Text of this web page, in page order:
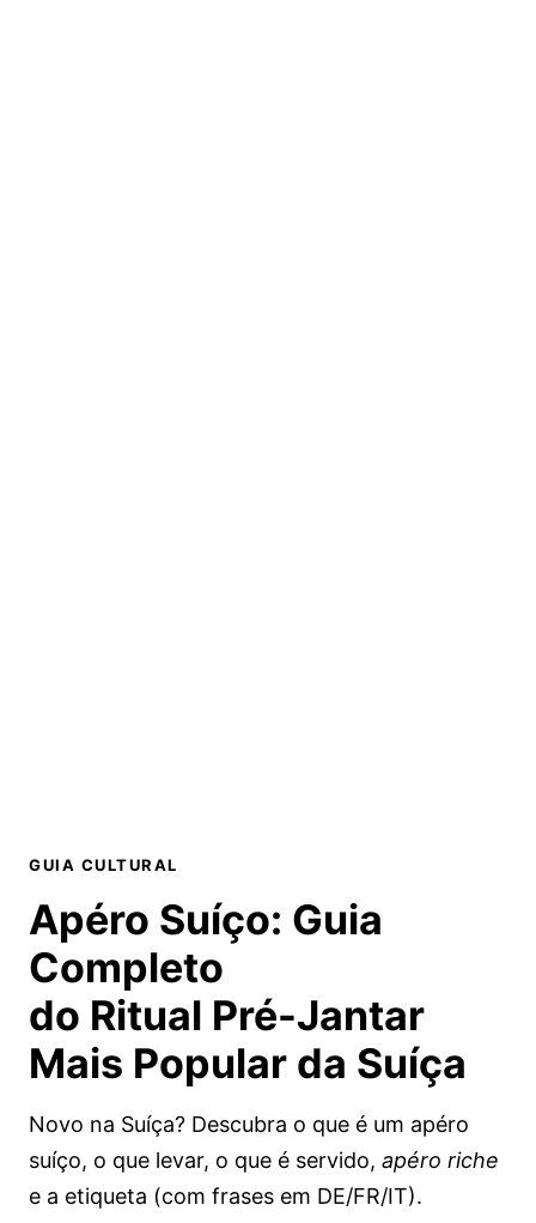
GUIA CULTURAL
Apéro Suíço: Guia
Completo
do Ritual Pré-Jantar
Mais Popular da Suíça
Novo na Suíça? Descubra o que é um apéro
suíço, o que levar, o que é servido, apéro riche
e a etiqueta (com frases em DE/FR/IT).